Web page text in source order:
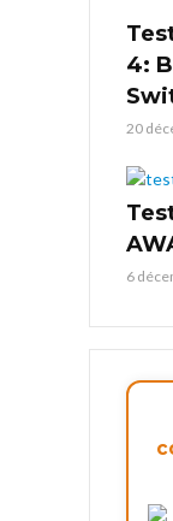
4:
20
6